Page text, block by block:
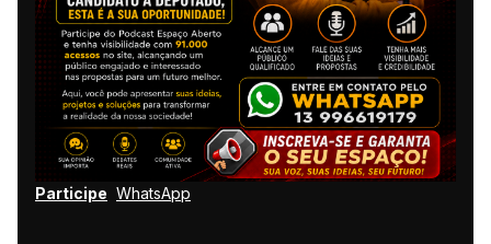
Participe WhatsApp